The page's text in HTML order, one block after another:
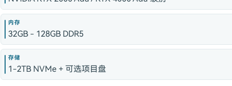
内存
32GB - 128GB DDR5
存储
1-2TB NVMe + 可选项目盘